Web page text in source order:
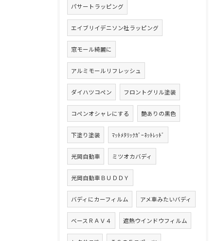
パサートラッピング
エイブリイデニソン社ラッピング
窓モール綺麗に
アルミモールリフレッシュ
ダイハツコペン フロントグリル塗装
コペンオシャレにする 艶ありの黒色
下塗り塗装 ﾏｯﾄﾒﾀﾘｯｸｶﾞｰﾈｯﾄﾚｯﾄﾞ
光岡自動車 ミツオカバディ
光岡自動車ＢＵＤＤＹ
バディにカーフィルム アメ車みたいバディ
ベースＲＡＶ４ 遮熱ウインドウフィルム